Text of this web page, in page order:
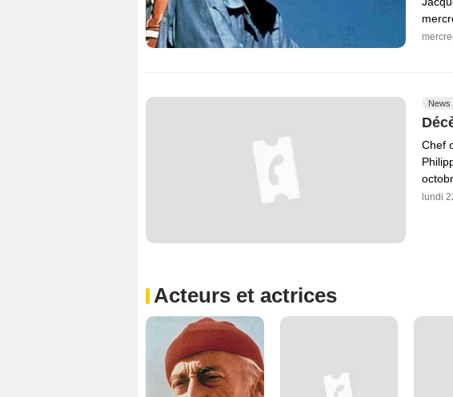
News
Chef
lundi
Acteurs et actrices